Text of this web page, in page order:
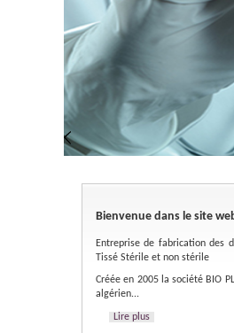
Bienvenue dans le site
Entreprise de fabrication des
Tissé Stérile et non stérile
Créée en 2005 la société BIO
algérien...
Lire plus